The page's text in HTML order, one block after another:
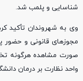
شناسایی و پلمب شد.
وی به شهروندان تأکید
مجوز‌های قانونی و
واحد نظارت بر درمان